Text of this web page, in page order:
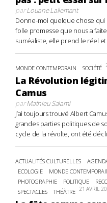
parLouane Lallemant
Donne-moi quelque chose qui
folle promesse que nous a
surréaliste, elle prend le réel
MONDE CONTEMPORAIN SOCIÉTÉ
La Révolution
Camus
parMathieu Salami
J’ai toujours trouvé Albert
grandes parties politiques de
cycle de la révolte, ont été
ACTUALITÉS CULTURELLES
ECOLOGIE
MONDE
PHOTOGRAPHIE
POLITIQUE
SPECTACLES
THÉÂTRE 21 AVRIL